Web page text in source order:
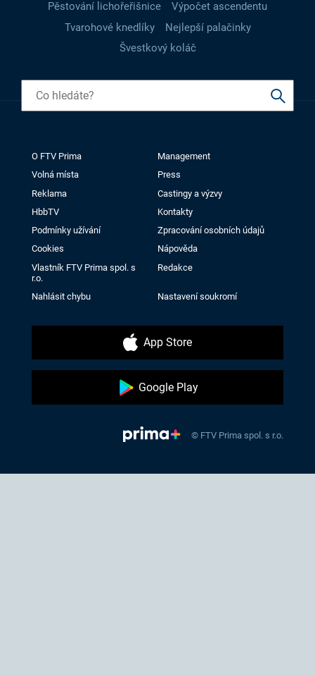
Pěstování lichořeřišnice
Výpočet ascendentu
Tvarohové knedlíky
Nejlepší palačinky
Švestkový koláč
O FTV Prima
Management
Volná místa
Press
Reklama
Castingy a výzvy
HbbTV
Kontakty
Podmínky užívání
Zpracování osobních údajů
Cookies
Nápověda
Vlastník FTV Prima spol. s
r.o.
Redakce
Nahlásit chybu Nastavení soukromí
App Store
Google Play
© FTV Prima spol. s r.o.